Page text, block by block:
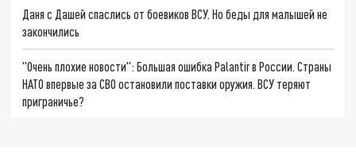
Даня с Дашей спаслись от боевиков ВСУ. Но беды для малышей не
закончились
"Очень плохие новости": Большая ошибка Palantir в России. Страны
НАТО впервые за СВО остановили поставки оружия. ВСУ теряют
приграничье?